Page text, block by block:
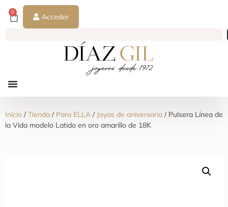
0
Acceder
Inicio /Tienda / Para ELLA / Joyas de aniversario / Pulsera Línea de
la Vida modelo Latido en oro amarillo de 18K